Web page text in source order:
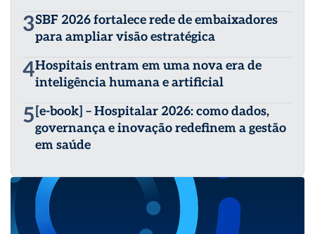
3SBF 2026 fortalece rede de embaixadores
para ampliar visão estratégica
4Hospitais entram em uma nova era de
inteligência humana e artificial
5 [e-book] – Hospitalar 2026: como dados,
governança e inovação redefinem a gestão
em saúde